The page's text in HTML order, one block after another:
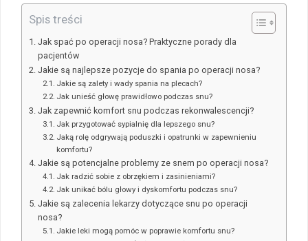
Spis treści
Jak spać po operacji nosa? Praktyczne porady dla
pacjentów
Jakie są najlepsze pozycje do spania po operacji nosa?
Jakie są zalety i wady spania na plecach?
Jak unieść głowę prawidłowo podczas snu?
Jak zapewnić komfort snu podczas rekonwalescencji?
Jak przygotować sypialnię dla lepszego snu?
Jaką rolę odgrywają poduszki i opatrunki w zapewnieniu
komfortu?
Jakie są potencjalne problemy ze snem po operacji nosa?
Jak radzić sobie z obrzękiem i zasinieniami?
Jak unikać bólu głowy i dyskomfortu podczas snu?
Jakie są zalecenia lekarzy dotyczące snu po operacji
nosa?
Jakie leki mogą pomóc w poprawie komfortu snu?